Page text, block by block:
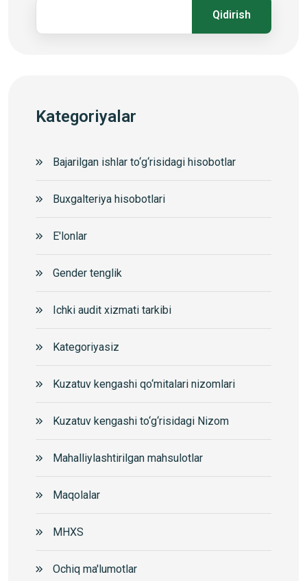
Qidirish
Kategoriyalar
Bajarilgan ishlar to‘g‘risidagi hisobotlar
Buxgalteriya hisobotlari
E'lonlar
Gender tenglik
Ichki audit xizmati tarkibi
Kategoriyasiz
Kuzatuv kengashi qo‘mitalari nizomlari
Kuzatuv kengashi to‘g‘risidagi Nizom
Mahalliylashtirilgan mahsulotlar
Maqolalar
MHXS
Ochiq ma'lumotlar